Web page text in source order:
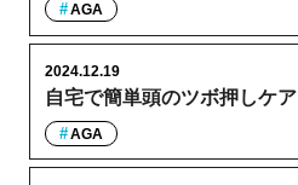
AGA
自宅で簡単頭のツボ押しケア
2024.12.19
AGA